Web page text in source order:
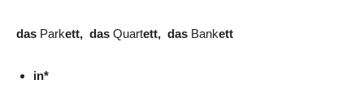
das Parkett, das Quartett, das Bankett
in*